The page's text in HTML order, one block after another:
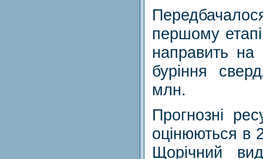
першому
направить на
буріння
млн.
Прогнозні
оцінюються в
Щорічний